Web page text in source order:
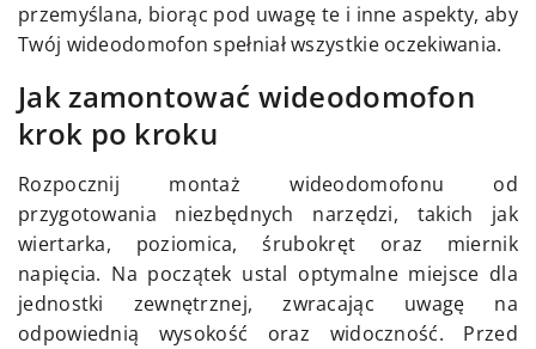
przemyślana, biorąc pod uwagę te i inne aspekty, aby
Twój wideodomofon spełniał wszystkie oczekiwania.
Jak zamontować wideodomofon
krok po kroku
Rozpocznij montaż wideodomofonu od
przygotowania niezbędnych narzędzi, takich jak
wiertarka, poziomica, śrubokręt oraz miernik
napięcia. Na początek ustal optymalne miejsce dla
jednostki zewnętrznej, zwracając uwagę na
odpowiednią wysokość oraz widoczność. Przed